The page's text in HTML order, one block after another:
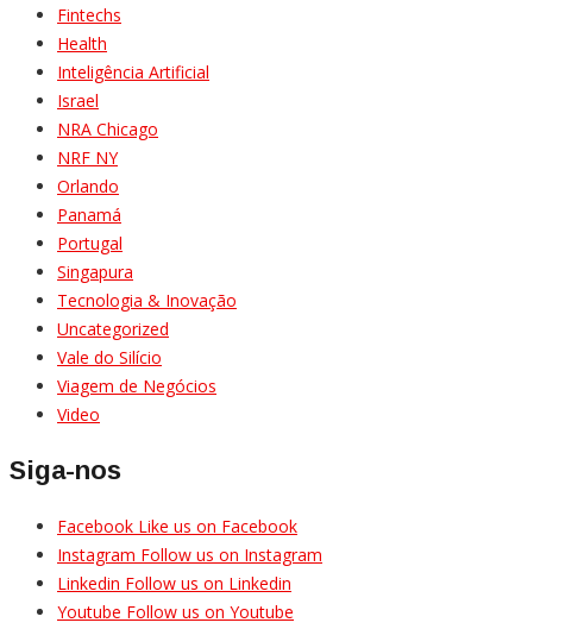
Fintechs
Health
Inteligência Artificial
Israel
NRA Chicago
NRF NY
Orlando
Panamá
Portugal
Singapura
Tecnologia & Inovação
Uncategorized
Vale do Silício
Viagem de Negócios
Video
Siga-nos
Facebook Like us on Facebook
Instagram Follow us on Instagram
Linkedin Follow us on Linkedin
Youtube Follow us on Youtube